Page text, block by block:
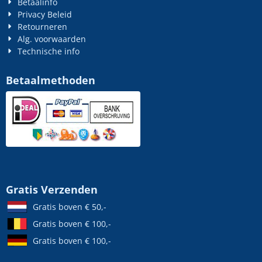
Privacy Beleid
Retourneren
Alg. voorwaarden
Technische info
Betaalmethoden
Gratis Verzenden
Gratis boven € 50,-
Gratis boven € 100,-
Gratis boven € 100,-